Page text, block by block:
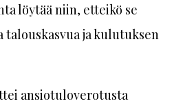
löytää niin, etteikö se
talouskasvua ja kulutuksen
ansiotuloverotusta